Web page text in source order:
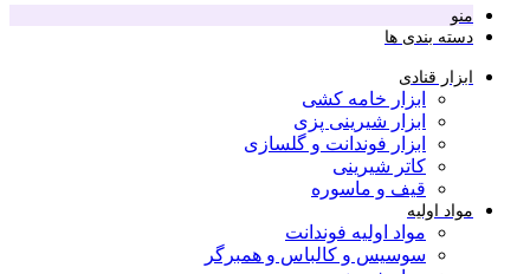
منو
دسته بندی ها
ابزار قنادی
ابزار خامه کشی
ابزار شیرینی پزی
ابزار فوندانت و گلسازی
کاتر شیرینی
قیف و ماسوره
مواد اولیه
مواد اولیه فوندانت
سوسیس و کالباس و همبرگر